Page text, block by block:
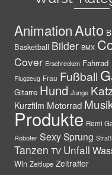
AnimationAuto
Basketball Bilder BMX
Cover Erschrecken Fahrrad
Flugzeug Frau Fußball
Gitarre Hund Junge
Kurzfilm Motorrad
Produkte Remi
Roboter SexySprung
Tanzen TV Unfall
Win Zeitlupe Zeitraffer